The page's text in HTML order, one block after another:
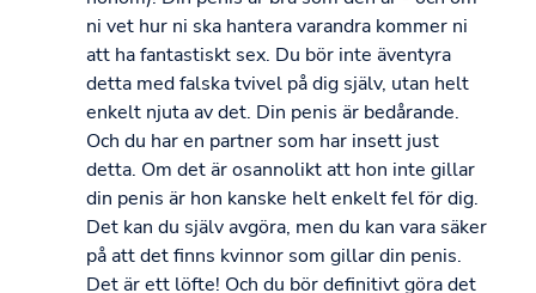
ni vet hur ni ska hantera varandra kommer ni
att ha fantastiskt sex. Du bör inte äventyra
detta med falska tvivel på dig själv, utan helt
enkelt njuta av det. Din penis är bedårande.
Och du har en partner som har insett just
detta. Om det är osannolikt att hon inte gillar
din penis är hon kanske helt enkelt fel för dig.
Det kan du själv avgöra, men du kan vara säker
på att det finns kvinnor som gillar din penis.
Det är ett löfte! Och du bör definitivt göra det